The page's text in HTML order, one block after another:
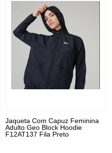
Jaqueta Com Capuz Feminina
Adulto Geo Block Hoodie
F12AT137 Fila Preto